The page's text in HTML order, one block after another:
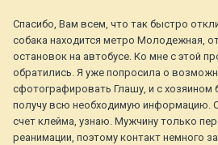
Спасибо, Вам всем, что так быстро
собака находится метро Молодежная,
остановок на автобусе. Ко мне с этой
обратились. Я уже попросила о
сфотографировать Глашу, и с хозяином
получу всю необходимую информацию.
счет клейма, узнаю. Мужчину только
реанимации, поэтому контакт немного